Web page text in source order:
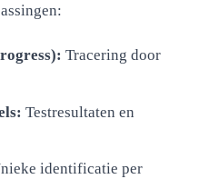
Tracering door
Testresultaten en
identificatie per